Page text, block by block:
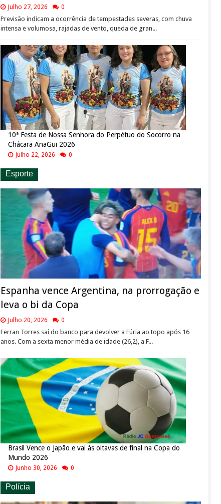
Julho 27, 2026 0
Previsão indicam a ocorrência de tempestades severas, com chuva
intensa e volumosa, rajadas de vento, queda de gran...
10ª Festa de Nossa Senhora do Perpétuo do Socorro na
Chácara AnaGui 2026
Julho 22, 2026 0
Esporte
Espanha vence Argentina, na prorrogação e
leva o bi da Copa
Julho 20, 2026 0
Ferran Torres sai do banco para devolver a Fúria ao topo após 16
anos. Com a sexta menor média de idade (26,2), a F...
Brasil Vence o Japão e vai às oitavas de final na Copa do
Mundo 2026
Junho 30, 2026 0
Polícia